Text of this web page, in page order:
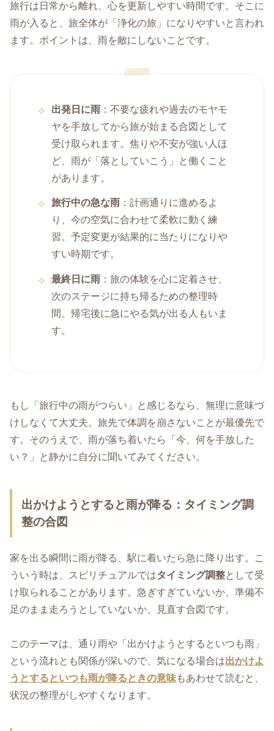
旅行は日常から離れ、心を更新しやすい時間です。そこに
雨が入ると、旅全体が「浄化の旅」になりやすいと言われ
ます。ポイントは、雨を敵にしないことです。
出発日に雨 ：不要な疲れや過去のモヤモ
ヤを手放してから旅が始まる合図として
受け取られます。焦りや不安が強い人ほ
ど、雨が「落としていこう」と働くこと
があります。
旅行中の急な雨 ：計画通りに進めるよ
り、今の空気に合わせて柔軟に動く練
習。予定変更が結果的に当たりになりや
すい時期です。
最終日に雨 ：旅の体験を心に定着させ、
次のステージに持ち帰るための整理時
間。帰宅後に急にやる気が出る人もいま
す。
もし「旅行中の雨がつらい」と感じるなら、無理に意味づ
けしなくて大丈夫。旅先で体調を崩さないことが最優先で
す。そのうえで、雨が落ち着いたら「今、何を手放した
い？」と静かに自分に聞いてみてください。
出かけようとすると雨が降る：タイミング調
整の合図
家を出る瞬間に雨が降る、駅に着いたら急に降り出す。こ
ういう時は、スピリチュアルではタイミング調整として受
け取られることがあります。急ぎすぎていないか、準備不
足のまま走ろうとしていないか、見直す合図です。
このテーマは、通り雨や「出かけようとするといつも雨」
という流れとも関係が深いので、気になる場合は出かけよ
うとするといつも雨が降るときの意味もあわせて読むと、
状況の整理がしやすくなります。